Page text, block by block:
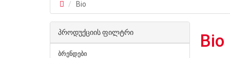
Bio
პროდუქციის ფილტრი
ბრენდები
Bio